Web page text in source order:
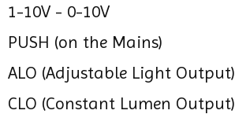
1-10V - 0-10V
PUSH (on the Mains)
ALO (Adjustable Light Output)
CLO (Constant Lumen Output)